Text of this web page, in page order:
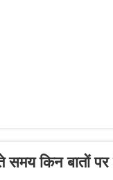
किन बातों पर